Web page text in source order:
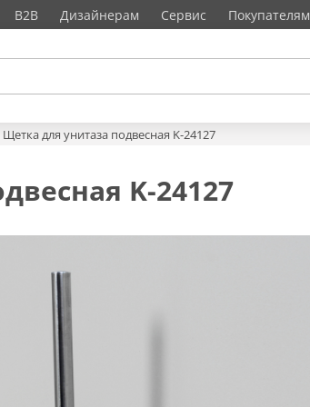
B2B Дизайнерам Сервис Покупателям
Щетка для унитаза подвесная K-24127
K-24127